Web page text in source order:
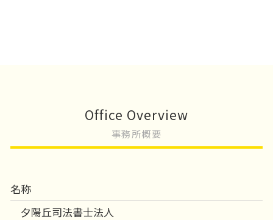
Office Overview
事務所概要
名称
夕陽丘司法書士法人